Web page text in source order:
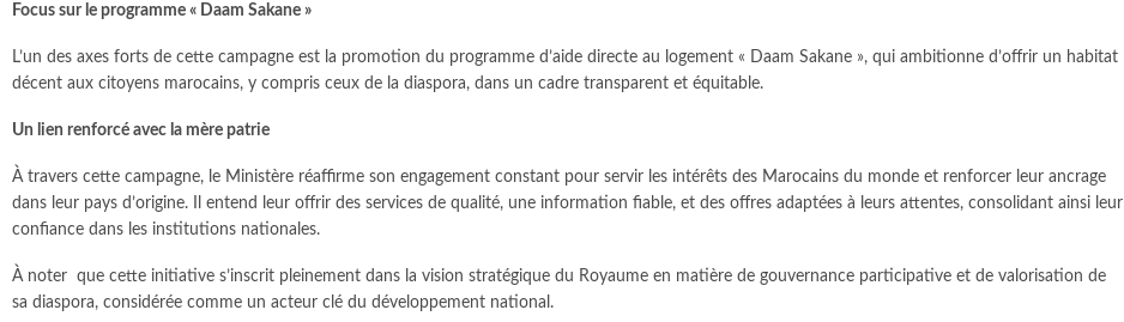
Focus sur le programme « Daam Sakane »
L’un des axes forts de cette campagne est la promotion du programme d’aide directe au logement « Daam Sakane », qui ambitionne d’offrir un habitat
décent aux citoyens marocains, y compris ceux de la diaspora, dans un cadre transparent et équitable.
Un lien renforcé avec la mère patrie
À travers cette campagne, le Ministère réaffirme son engagement constant pour servir les intérêts des Marocains du monde et renforcer leur ancrage
dans leur pays d’origine. Il entend leur offrir des services de qualité, une information fiable, et des offres adaptées à leurs attentes, consolidant ainsi leur
confiance dans les institutions nationales.
À noter que cette initiative s’inscrit pleinement dans la vision stratégique du Royaume en matière de gouvernance participative et de valorisation de
sa diaspora, considérée comme un acteur clé du développement national.